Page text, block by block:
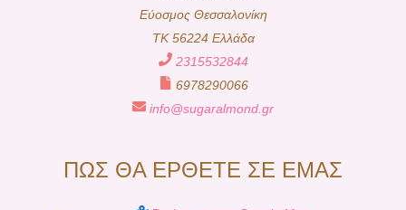
Εύοσμος Θεσσαλονίκη
TK 56224 Ελλάδα
2315532844
6978290066
info@sugaralmond.gr
ΠΩΣ ΘΑ ΕΡΘΕΤΕ ΣΕ ΕΜΑΣ